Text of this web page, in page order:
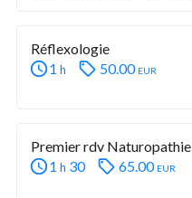
Réflexologie
1 h 50.00 eur
Premier rdv Naturopathie
1 h 30 65.00 eur